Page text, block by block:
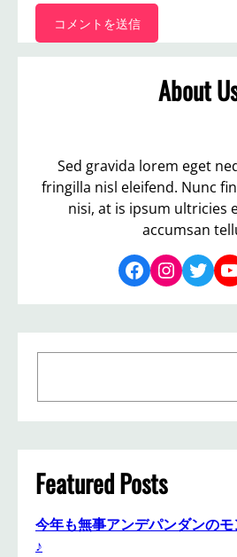
About
Sed gravida lorem eget
fringilla nisl eleifend. Nunc
nisi, at is ipsum ultricies
accumsan
Facebook Instagram Twitter YouTube
a
r
c
h
Featured Posts
今年も無事アンデパンダンの
♪